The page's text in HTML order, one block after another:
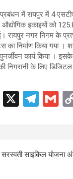
में रायपुर में 4
इकाइयों को
रायपुर नगर निगम के
का निर्माण किया गया
कार्य किया । इसके
के लिए
W X
T
e
gr
a
G
साइकिल योजना